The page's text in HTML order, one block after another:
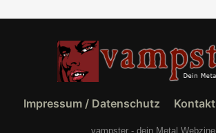
Impressum / Datenschutz Kontakt
vampster - dein Metal Webzine.